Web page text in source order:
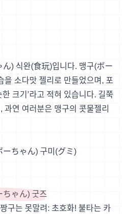
) 식완(食玩)입니다. 맹구(ボー
소다맛 젤리로 만들었으며, 포
크기’라고 적혀 있습니다. 길쭉
연 여러분은 맹구의 콧물젤리
ーちゃん) 구미(グミ)
ちゃん) 굿즈
구는 못말려: 초호화! 불타는 카